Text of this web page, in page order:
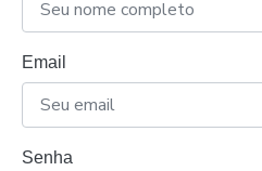
Email
Senha